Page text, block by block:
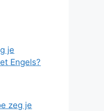
je
Engels?
zeg je